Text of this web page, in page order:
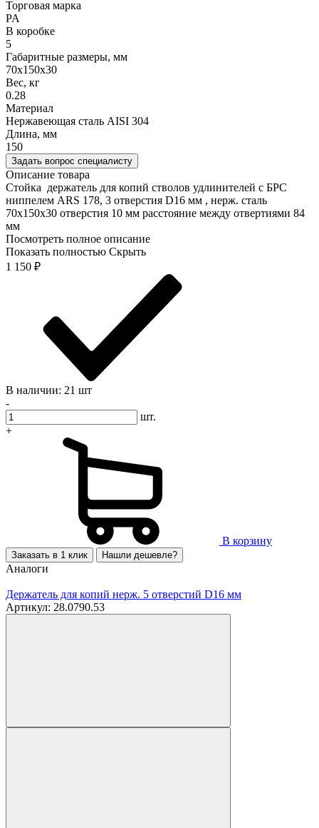
Торговая марка
PA
В коробке
5
Габаритные размеры, мм
70x150x30
Вес, кг
0.28
Материал
Нержавеющая сталь AISI 304
Длина, мм
150
Задать вопрос специалисту
Описание товара
Стойка держатель для копий стволов удлинителей с БРС
ниппелем ARS 178, 3 отверстия D16 мм , нерж. сталь
70x150x30 отверстия 10 мм расстояние между отвертиями 84
мм
Посмотреть полное описание
Показать полностью Скрыть
1 150 ₽
В наличии: 21 шт
-
шт.
+
В корзину
Заказать в 1 клик Нашли дешевле?
Аналоги
Держатель для копий нерж. 5 отверстий D16 мм
Артикул: 28.0790.53